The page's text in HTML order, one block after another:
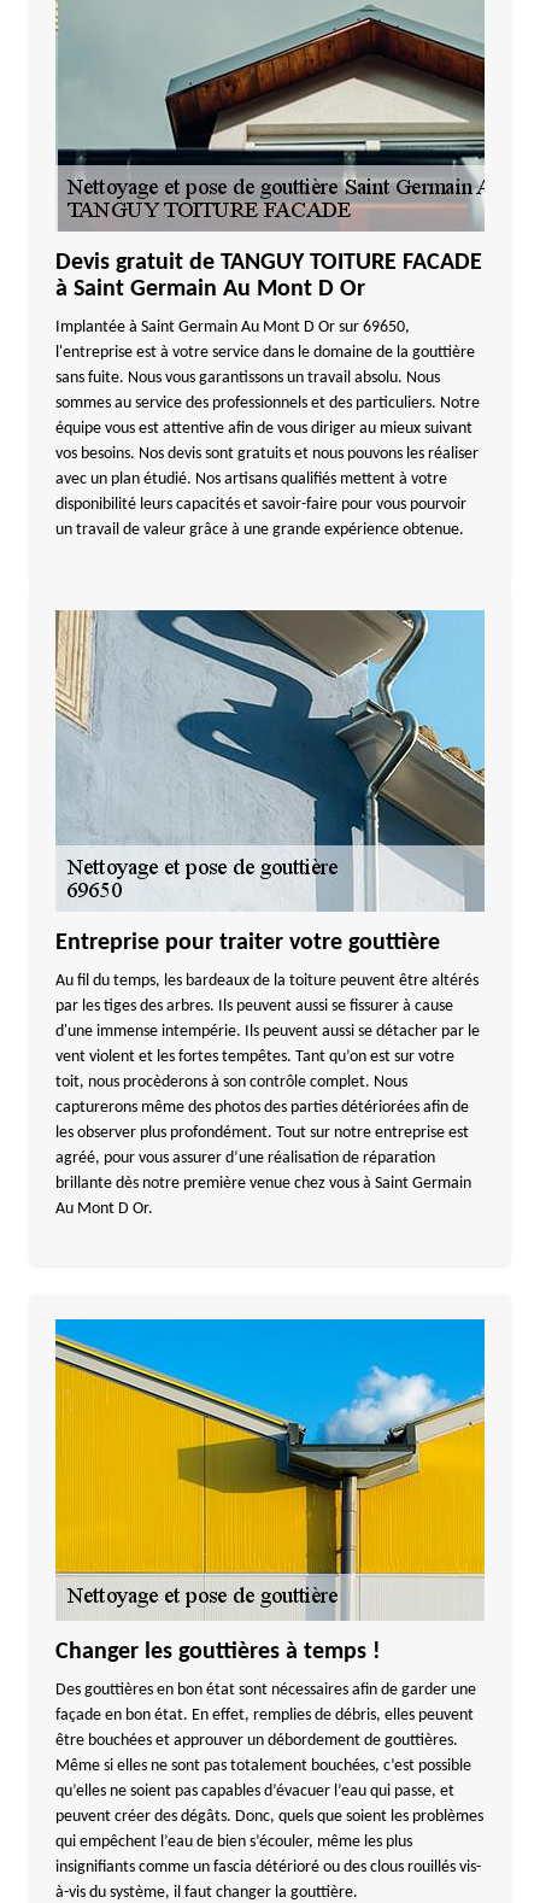
Devis gratuit de TANGUY TOITURE FACADE
à Saint Germain Au Mont D Or
Implantée à Saint Germain Au Mont D Or sur 69650,
l'entreprise est à votre service dans le domaine de la gouttière
sans fuite. Nous vous garantissons un travail absolu. Nous
sommes au service des professionnels et des particuliers. Notre
équipe vous est attentive afin de vous diriger au mieux suivant
vos besoins. Nos devis sont gratuits et nous pouvons les réaliser
avec un plan étudié. Nos artisans qualifiés mettent à votre
disponibilité leurs capacités et savoir-faire pour vous pourvoir
un travail de valeur grâce à une grande expérience obtenue.
Entreprise pour traiter votre gouttière
Au fil du temps, les bardeaux de la toiture peuvent être altérés
par les tiges des arbres. Ils peuvent aussi se fissurer à cause
d'une immense intempérie. Ils peuvent aussi se détacher par le
vent violent et les fortes tempêtes. Tant qu’on est sur votre
toit, nous procèderons à son contrôle complet. Nous
capturerons même des photos des parties détériorées afin de
les observer plus profondément. Tout sur notre entreprise est
agréé, pour vous assurer d’une réalisation de réparation
brillante dès notre première venue chez vous à Saint Germain
Au Mont D Or.
Changer les gouttières à temps !
Des gouttières en bon état sont nécessaires afin de garder une
façade en bon état. En effet, remplies de débris, elles peuvent
être bouchées et approuver un débordement de gouttières.
Même si elles ne sont pas totalement bouchées, c’est possible
qu’elles ne soient pas capables d’évacuer l’eau qui passe, et
peuvent créer des dégâts. Donc, quels que soient les problèmes
qui empêchent l’eau de bien s’écouler, même les plus
insignifiants comme un fascia détérioré ou des clous rouillés vis-
à-vis du système, il faut changer la gouttière.